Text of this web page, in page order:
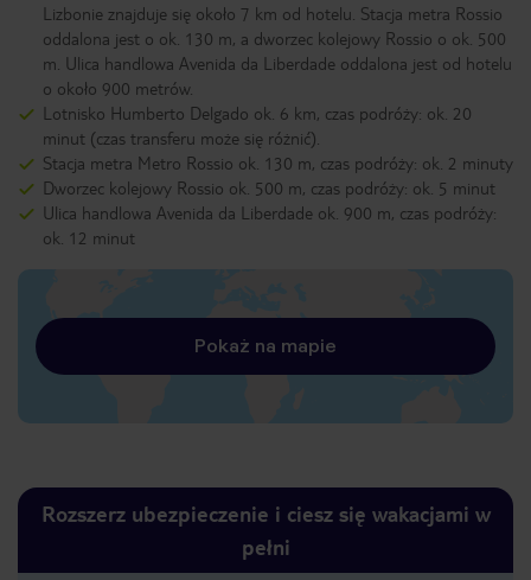
Lizbonie znajduje się około 7 km od hotelu. Stacja metra Rossio
oddalona jest o ok. 130 m, a dworzec kolejowy Rossio o ok. 500
m. Ulica handlowa Avenida da Liberdade oddalona jest od hotelu
o około 900 metrów.
Lotnisko Humberto Delgado ok. 6 km, czas podróży: ok. 20
minut (czas transferu może się różnić).
Stacja metra Metro Rossio ok. 130 m, czas podróży: ok. 2 minuty
Dworzec kolejowy Rossio ok. 500 m, czas podróży: ok. 5 minut
Ulica handlowa Avenida da Liberdade ok. 900 m, czas podróży:
ok. 12 minut
Pokaż na mapie
Rozszerz ubezpieczenie i ciesz się wakacjami w
pełni